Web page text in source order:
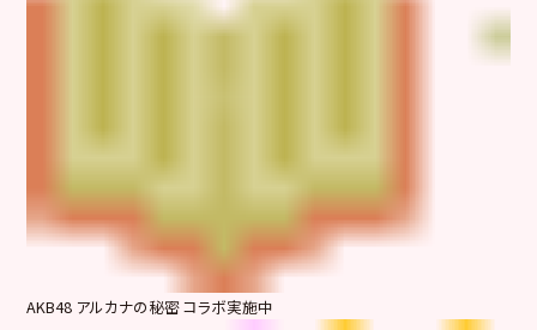
AKB48 アルカナの秘密 コラボ実施中